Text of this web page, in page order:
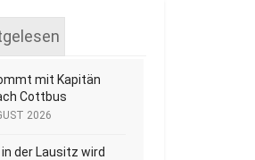
mit Kapitän
Cottbus
2026
der Lausitz wird